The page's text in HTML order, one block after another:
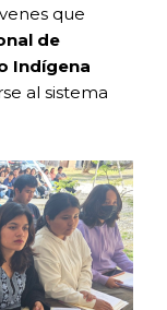
que
de
Indígena
al sistema